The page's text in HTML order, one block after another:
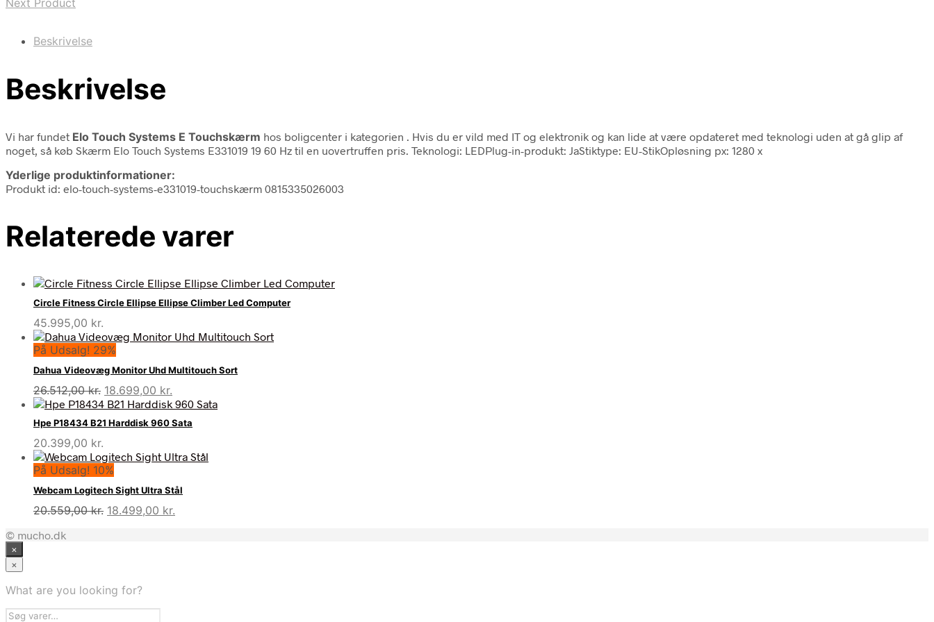
Beskrivelse
Beskrivelse
Vi har fundet Elo Touch Systems E Touchskærm hos boligcenter i kategorien
. Hvis du er vild med IT og elektronik og kan lide at være opdateret med teknologi uden at gå glip af
noget, så køb Skærm Elo Touch Systems E331019 19 60 Hz til en uovertruffen pris. Teknologi: LEDPlug-in-produkt: JaStiktype: EU-StikOpløsning px: 1280 x
Yderlige produktinformationer:
Produkt id: elo-touch-systems-e331019-touchskærm 0815335026003
Relaterede varer
Circle Fitness Circle Ellipse Ellipse Climber Led Computer
45.995,00 kr.
På Udsalg! 29%
Dahua Videovæg Monitor Uhd Multitouch Sort
26.512,00kr. Den
oprindelige
pris
var:
18.699,00 kr.
aktuelle
pris
er:
Hpe P18434 B21 Harddisk 960 Sata
20.399,00 kr.
På Udsalg! 10%
Webcam Logitech Sight Ultra Stål
20.559,00kr. Den
18.499,00 kr.
© mucho.dk
×
×
What are you looking for?